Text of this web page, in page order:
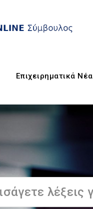
Επιχειρηματικά Νέα